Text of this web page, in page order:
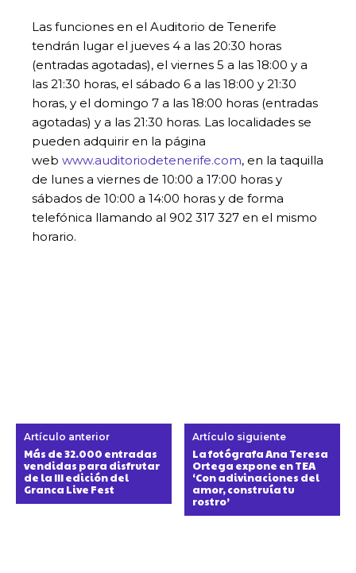
Las funciones en el Auditorio de Tenerife
tendrán lugar el jueves 4 a las 20:30 horas
(entradas agotadas), el viernes 5 a las 18:00 y a
las 21:30 horas, el sábado 6 a las 18:00 y 21:30
horas, y el domingo 7 a las 18:00 horas (entradas
agotadas) y a las 21:30 horas. Las localidades se
pueden adquirir en la página
web www.auditoriodetenerife.com, en la taquilla
de lunes a viernes de 10:00 a 17:00 horas y
sábados de 10:00 a 14:00 horas y de forma
telefónica llamando al 902 317 327 en el mismo
horario.
Artículo anterior
Más de 32.000 entradas
vendidas para disfrutar
de la III edición del
Granca Live Fest
Artículo siguiente
La fotógrafa Ana Teresa
Ortega expone en TEA
‘Con adivinaciones del
amor, construía tu
rostro’